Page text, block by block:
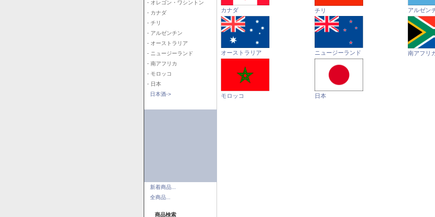
- オレゴン・ワシントン
- カナダ
- チリ
- アルゼンチン
- オーストラリア
- ニュージーランド
- 南アフリカ
- モロッコ
- 日本
日本酒->
新着商品...
全商品...
商品検索
カナダ チリ アルゼン
オーストラリア ニュージーランド 南アフリ
モロッコ 日本